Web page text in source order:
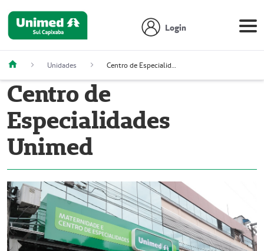
Login
Unidades Centro de Especialidades Unimed (CEU)
Centro de
Especialidades
Unimed